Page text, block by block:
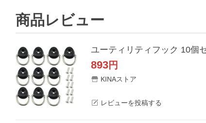
商品レビュー
ユーティリティフック 10個
893円
KINAストア
レビューを投稿する